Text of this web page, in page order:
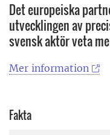
Det europeiska
utvecklingen av
svensk aktör veta
Mer information
Fakta